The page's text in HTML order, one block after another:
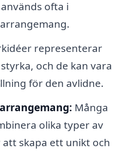
ofta i
representerar
och de kan vara
för den avlidne.
Många
olika typer av
skapa ett unikt och